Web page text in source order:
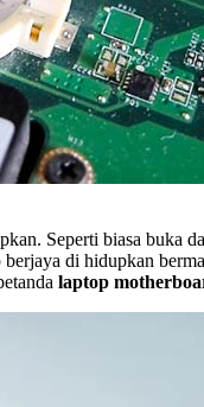
Seperti biasa buka
di hidupkan
laptop